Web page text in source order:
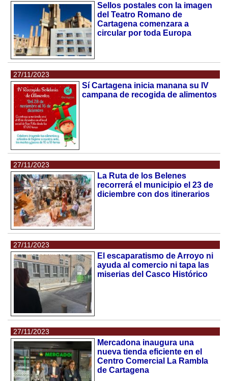
Sellos postales con la imagen
del Teatro Romano de
Cartagena comenzara a
circular por toda Europa
27/11/2023
Sí Cartagena inicia manana su IV
campana de recogida de alimentos
27/11/2023
La Ruta de los Belenes
recorrerá el municipio el 23 de
diciembre con dos itinerarios
27/11/2023
El escaparatismo de Arroyo ni
ayuda al comercio ni tapa las
miserias del Casco Histórico
27/11/2023
Mercadona inaugura una
nueva tienda eficiente en el
Centro Comercial La Rambla
de Cartagena